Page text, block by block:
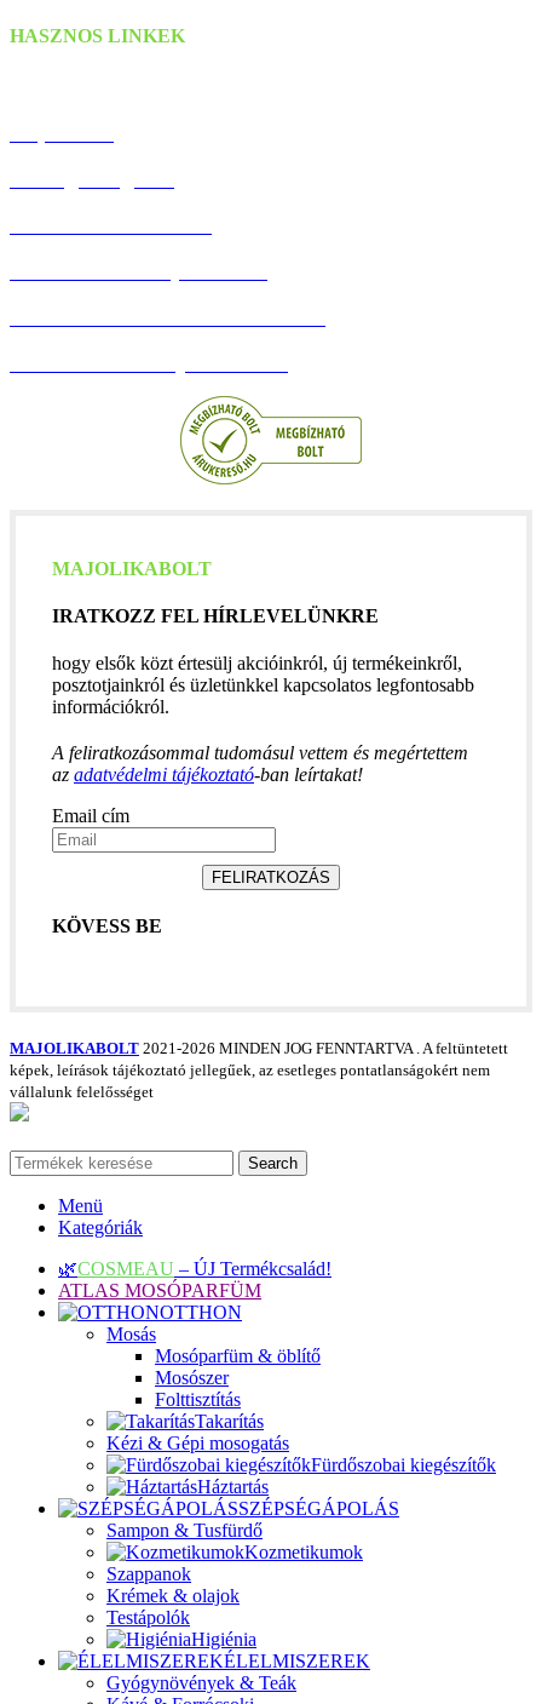
HASZNOS LINKEK
MAJOLIKABOLT
IRATKOZZ FEL HÍRLEVELÜNKRE
hogy elsők közt értesülj akcióinkról, új termékeinkről,
posztotjainkról és üzletünkkel kapcsolatos legfontosabb
információkról.
A feliratkozásommal tudomásul vettem és megértettem
az adatvédelmi tájékoztató-ban leírtakat!
Email cím
FELIRATKOZÁS
KÖVESS BE
MAJOLIKABOLT 2021-2026 MINDEN JOG FENNTARTVA . A feltüntetett
képek, leírások tájékoztató jellegűek, az esetleges pontatlanságokért nem
vállalunk felelősséget
Search
Menü
Kategóriák
🌿COSMEAU – ÚJ Termékcsalád!
ATLAS MOSÓPARFÜM
OTTHON
Mosás
Mosóparfüm & öblítő
Mosószer
Folttisztítás
Takarítás
Kézi & Gépi mosogatás
Fürdőszobai kiegészítők
Háztartás
SZÉPSÉGÁPOLÁS
Sampon & Tusfürdő
Kozmetikumok
Szappanok
Krémek & olajok
Testápolók
Higiénia
ÉLELMISZEREK
Gyógynövények & Teák